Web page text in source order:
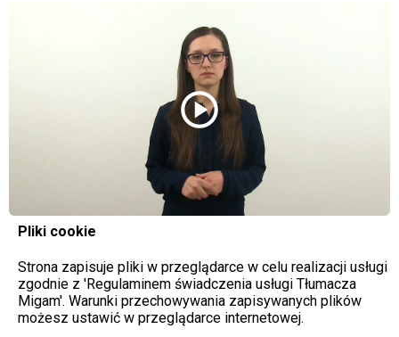
play_circle
Pliki cookie
Strona zapisuje pliki w przeglądarce w celu realizacji usługi
zgodnie z 'Regulaminem świadczenia usługi Tłumacza
Migam'. Warunki przechowywania zapisywanych plików
możesz ustawić w przeglądarce internetowej.